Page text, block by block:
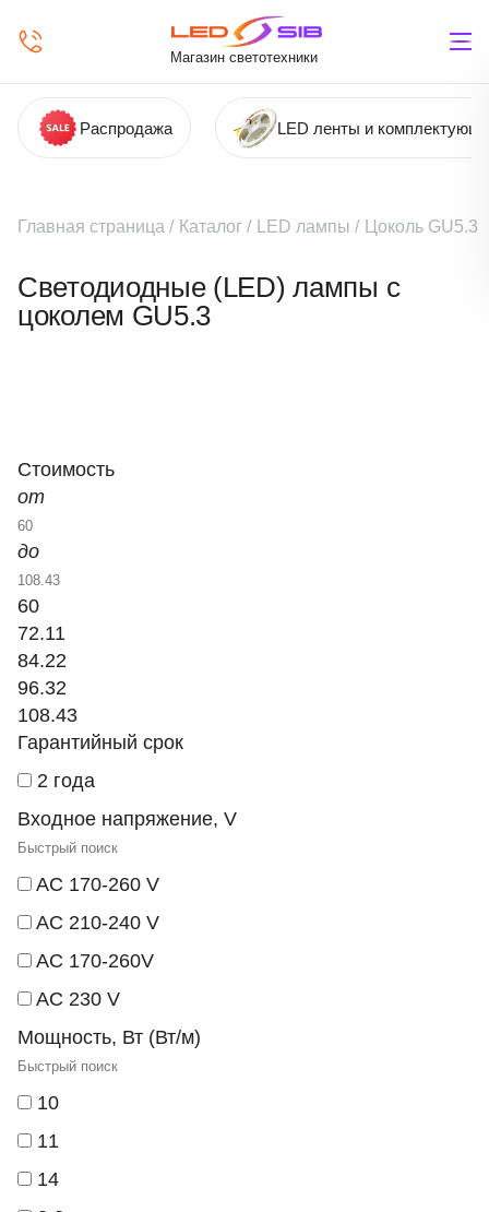
Магазин светотехники
Распродажа LED ленты и
Главная страница / Каталог / LED лампы / Цоколь GU5.3
Светодиодные (LED) лампы с
цоколем GU5.3
Стоимость
от
до
60
72.11
84.22
96.32
108.43
Гарантийный срок
2 года
Входное напряжение, V
AC 170-260 V
AC 210-240 V
AC 170-260V
AC 230 V
Мощность, Вт (Вт/м)
10
11
14